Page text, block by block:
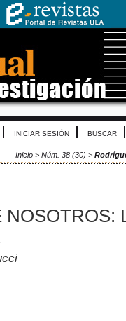
INICIAR SESIÓN BUSCAR
Inicio> Núm. 38 (30) >